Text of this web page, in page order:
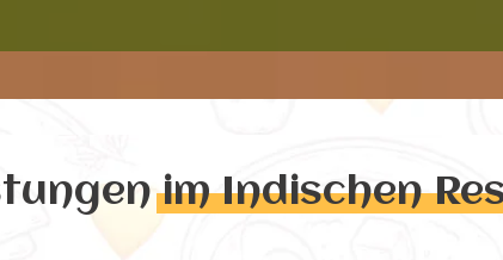
im Indischen